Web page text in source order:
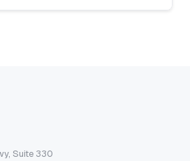
Suite 330